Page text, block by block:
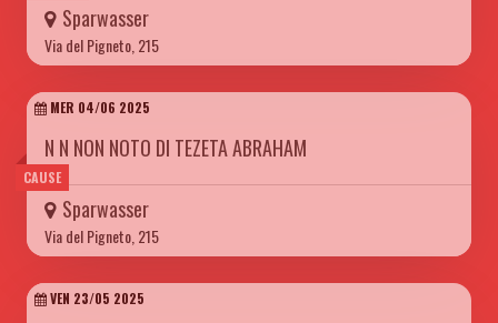
Sparwasser
Via del Pigneto, 215
CAUSE
MER 04/06 2025
N N NON NOTO DI TEZETA ABRAHAM
Sparwasser
Via del Pigneto, 215
VEN 23/05 2025